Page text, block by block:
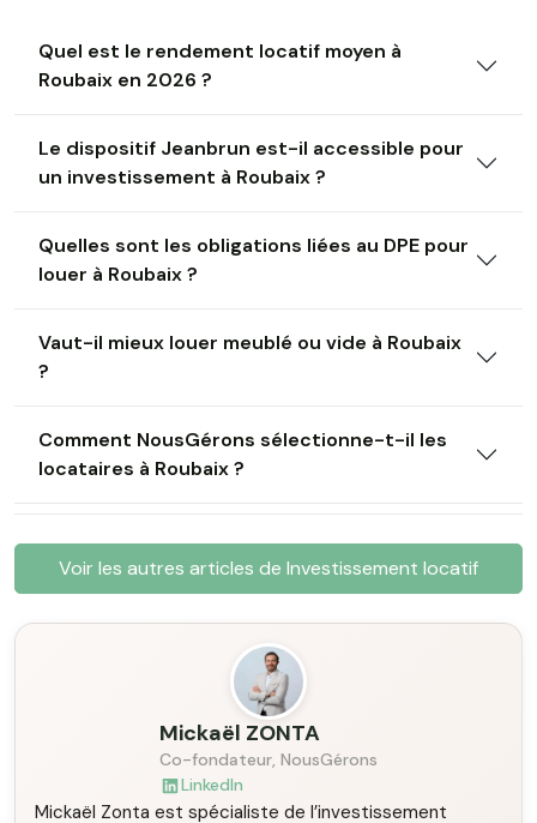
Quel est le rendement locatif moyen à
Roubaix en 2026 ?
Le dispositif Jeanbrun est-il accessible pour
un investissement à Roubaix ?
Quelles sont les obligations liées au DPE pour
louer à Roubaix ?
Vaut-il mieux louer meublé ou vide à Roubaix
?
Comment NousGérons sélectionne-t-il les
locataires à Roubaix ?
Voir les autres articles de Investissement locatif
Mickaël ZONTA
Co-fondateur, NousGérons
LinkedIn
Mickaël Zonta est spécialiste de l’investissement